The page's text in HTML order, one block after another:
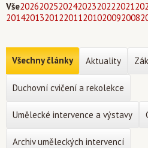
Vše202620252024202320222021
2014201320122011201020092008
Všechny články Aktuality
Duchovní cvičení a rekolekce
Umělecké intervence a výstavy
Archiv uměleckých intervencí